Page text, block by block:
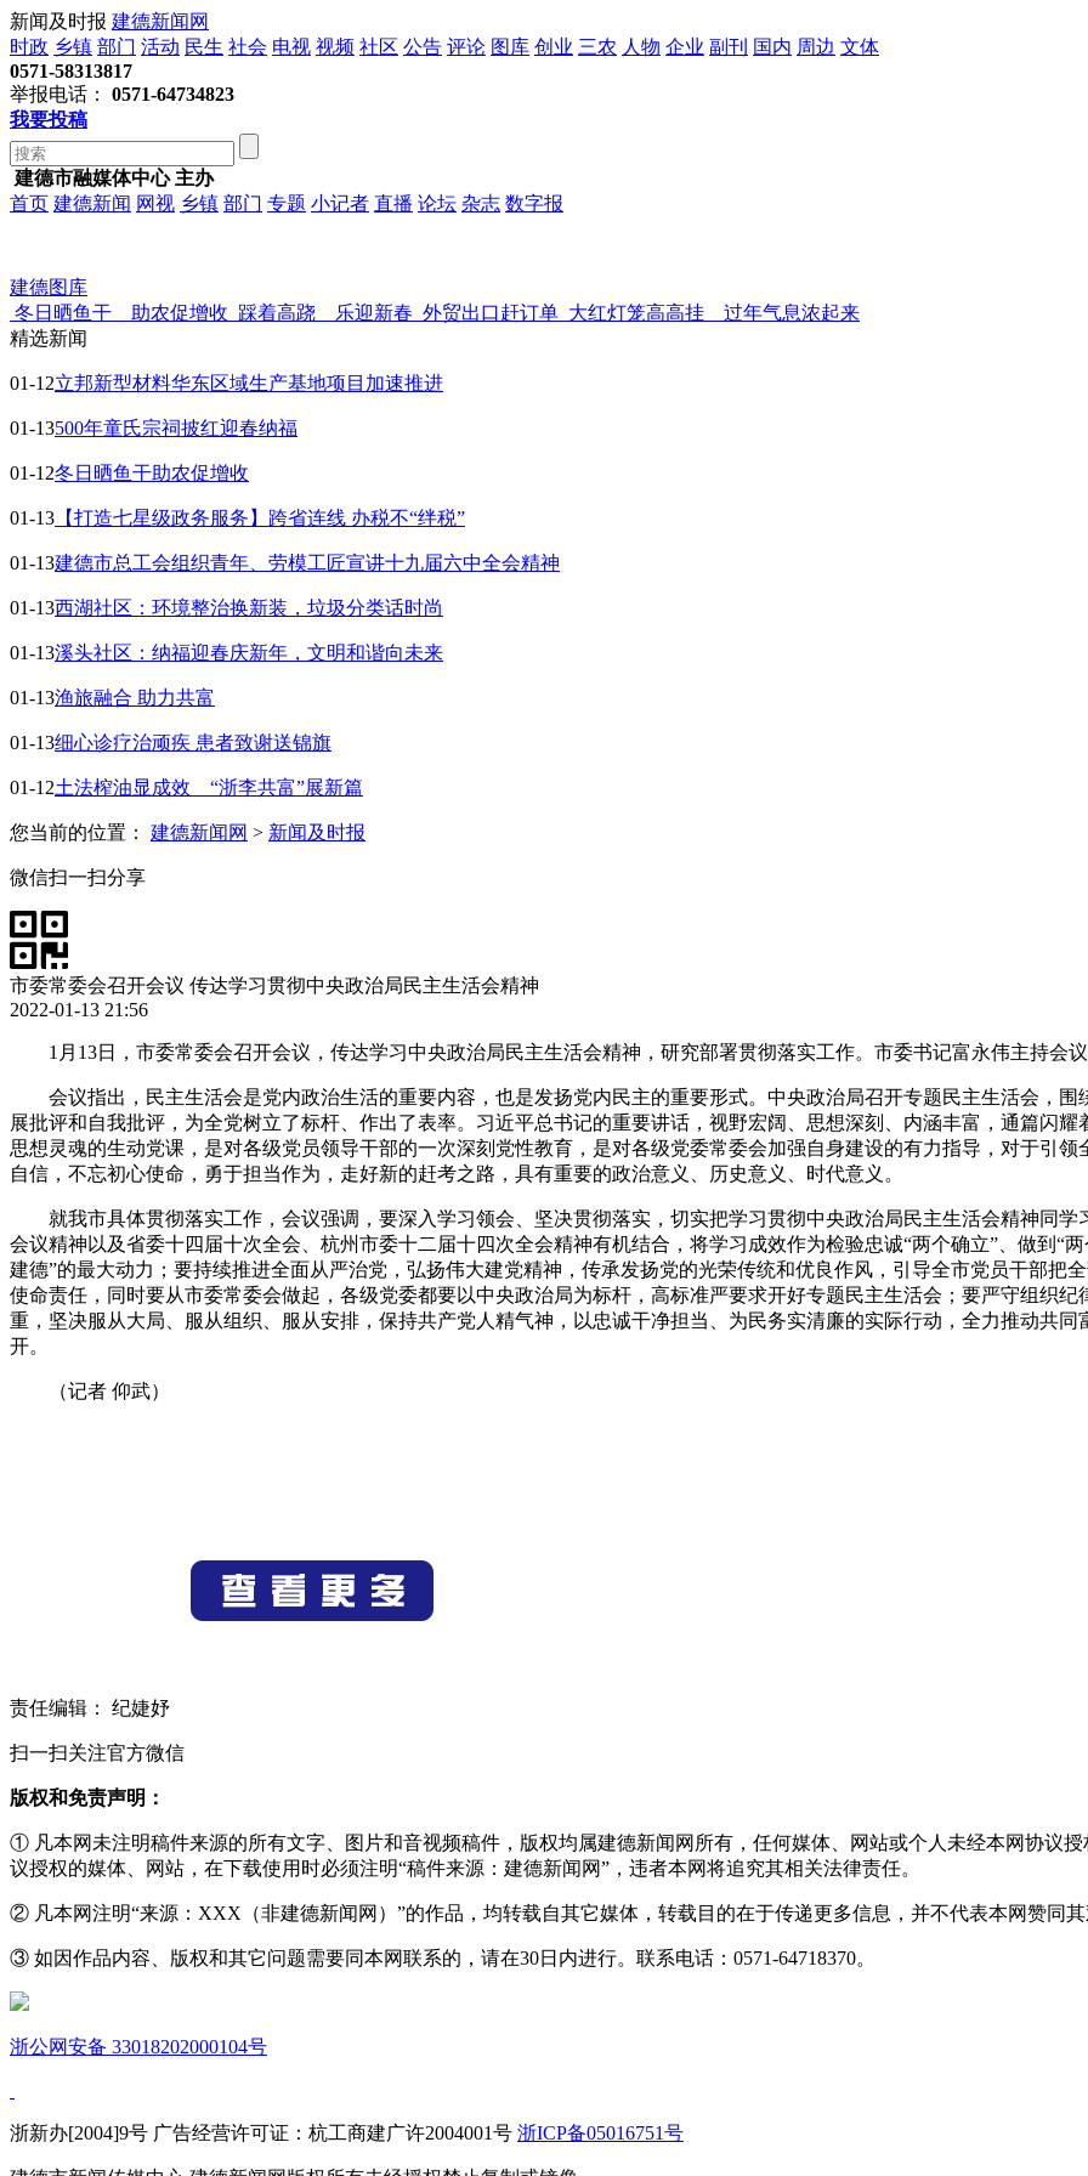
新闻及时报 建德新闻网
时政 乡镇 部门 活动 民生 社会 电视 视频 社区 公告 评论 图库 创业 三农 人物 企业 副刊 国内 周边 文体
0571-58313817
举报电话：
0571-64734823
我要投稿
建德市融媒体中心 主办
首页 建德新闻 网视 乡镇 部门 专题 小记者 直播 论坛 杂志 数字报
建德图库
冬日晒鱼干 助农促增收 踩着高跷 乐迎新春 外贸出口赶订单 大红灯笼高高挂 过年气息浓起来
精选新闻
01-12立邦新型材料华东区域生产基地项目加速推进
01-13500年童氏宗祠披红迎春纳福
01-12冬日晒鱼干助农促增收
01-13 【打造七星级政务服务】跨省连线 办税不“绊税”
01-13​建德市总工会组织青年、劳模工匠宣讲十九届六中全会精神
01-13西湖社区：环境整治换新装，垃圾分类话时尚
01-13溪头社区：纳福迎春庆新年，文明和谐向未来
01-13渔旅融合 助力共富
01-13细心诊疗治顽疾 患者致谢送锦旗
01-12土法榨油显成效 “浙李共富”展新篇
您当前的位置： 建德新闻网 > 新闻及时报
微信扫一扫分享
市委常委会召开会议 传达学习贯彻中央政治局民主生活会精神
2022-01-13 21:56
1月13日，市委常委会召开会议，传达学习中央政治局民主生活会精神，研究部署贯彻落实工作。市委书记富永伟主持会议
会议指出，民主生活会是党内政治生活的重要内容，也是发扬党内民主的重要形式。中央政治局召开专题民主生活会，
展批评和自我批评，为全党树立了标杆、作出了表率。习近平总书记的重要讲话，视野宏阔、思想深刻、内涵丰富，通篇闪
思想灵魂的生动党课，是对各级党员领导干部的一次深刻党性教育，是对各级党委常委会加强自身建设的有力指导，对于引
自信，不忘初心使命，勇于担当作为，走好新的赶考之路，具有重要的政治意义、历史意义、时代意义。
就我市具体贯彻落实工作，会议强调，要深入学习领会、坚决贯彻落实，切实把学习贯彻中央政治局民主生活会精神同
会议精神以及省委十四届十次全会、杭州市委十二届十四次全会精神有机结合，将学习成效作为检验忠诚“两个确立”、做到“
建德”的最大动力；要持续推进全面从严治党，弘扬伟大建党精神，传承发扬党的光荣传统和优良作风，引导全市党员干部把
使命责任，同时要从市委常委会做起，各级党委都要以中央政治局为标杆，高标准严要求开好专题民主生活会；要严守组织
重，坚决服从大局、服从组织、服从安排，保持共产党人精气神，以忠诚干净担当、为民务实清廉的实际行动，全力推动共
开。
（记者 仰武）
责任编辑： 纪婕妤
扫一扫关注官方微信
版权和免责声明：
① 凡本网未注明稿件来源的所有文字、图片和音视频稿件，版权均属建德新闻网所有，任何媒体、网站或个人未经本网协议
议授权的媒体、网站，在下载使用时必须注明“稿件来源：建德新闻网”，违者本网将追究其相关法律责任。
② 凡本网注明“来源：XXX（非建德新闻网）”的作品，均转载自其它媒体，转载目的在于传递更多信息，并不代表本网赞同其
③ 如因作品内容、版权和其它问题需要同本网联系的，请在30日内进行。联系电话：0571-64718370。
浙公网安备 33018202000104号
浙新办[2004]9号 广告经营许可证：杭工商建广许2004001号 浙ICP备05016751号